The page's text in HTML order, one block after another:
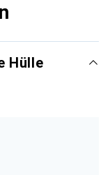
Hülle